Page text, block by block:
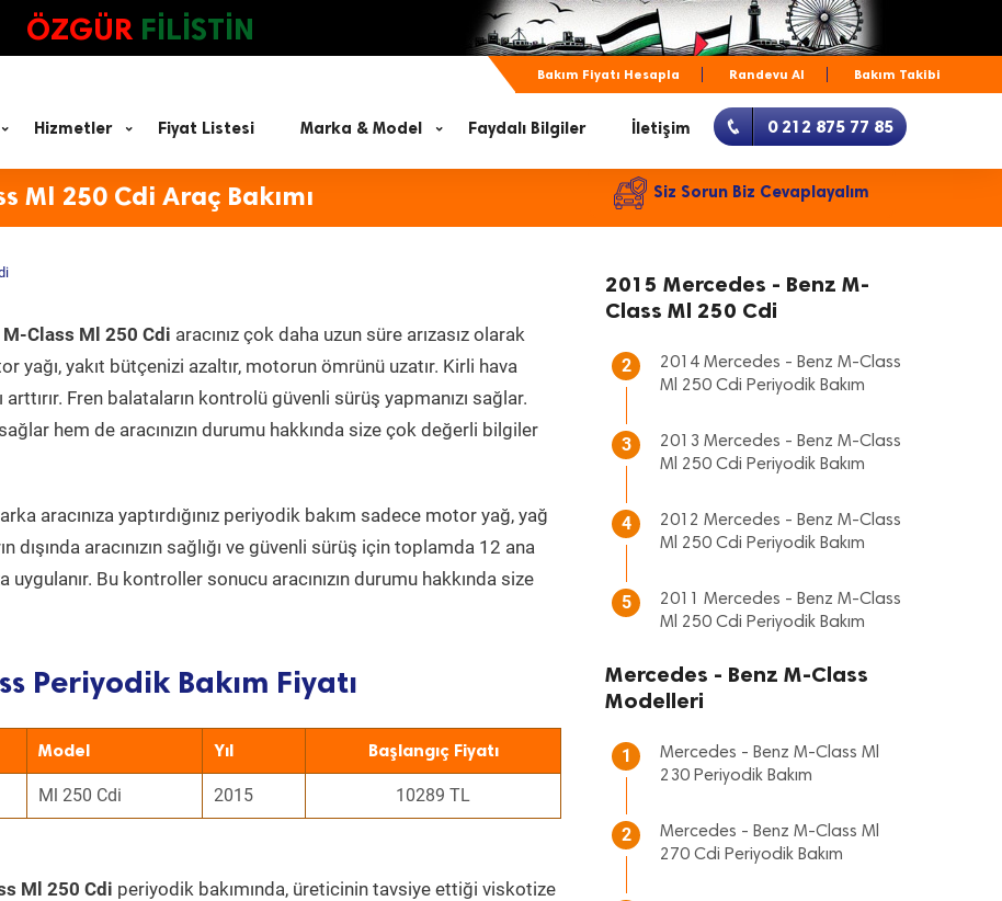
ÖZGÜR FİLİSTİN
Bakım Fiyatı Hesapla Randevu Al Bakım Takibi
Hizmetler Fiyat Listesi Marka & Model Faydalı Bilgiler İletişim 0 212 875 77 85
Ml 250 Cdi Araç Bakımı Siz Sorun Biz Cevaplayalım
Class Ml 250 Cdi aracınız çok daha uzun süre arızasız olarak
yakıt bütçenizi azaltır, motorun ömrünü uzatır. Kirli hava
Fren balataların kontrolü güvenli sürüş yapmanızı sağlar.
hem de aracınızın durumu hakkında size çok değerli bilgiler
aracınıza yaptırdığınız periyodik bakım sadece motor yağ, yağ
aracınızın sağlığı ve güvenli sürüş için toplamda 12 ana
Bu kontroller sonucu aracınızın durumu hakkında size
Periyodik Bakım Fiyatı
Model Yıl Başlangıç Fiyatı
Ml 250 Cdi 2015 10289 TL
Ml 250 Cdi periyodik bakımında, üreticinin tavsiye ettiği viskotize
2015 Mercedes - Benz M-
Class Ml 250 Cdi
2
2014 Mercedes - Benz M-Class
Ml 250 Cdi Periyodik Bakım
3
2013 Mercedes - Benz M-Class
Ml 250 Cdi Periyodik Bakım
4
2012 Mercedes - Benz M-Class
Ml 250 Cdi Periyodik Bakım
5
2011 Mercedes - Benz M-Class
Ml 250 Cdi Periyodik Bakım
Mercedes - Benz M-Class
Modelleri
1
Mercedes - Benz M-Class Ml
230 Periyodik Bakım
2
Mercedes - Benz M-Class Ml
270 Cdi Periyodik Bakım